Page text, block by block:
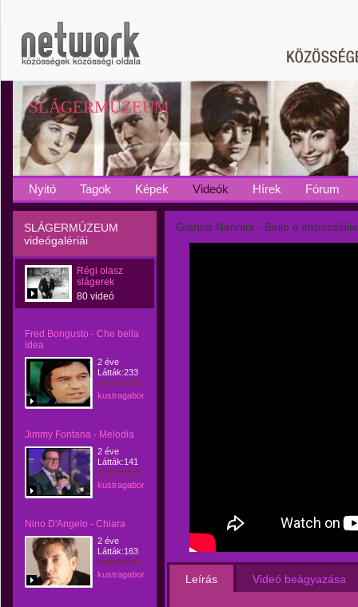
SLÁGERMÚZEUM
Nyitó Tagok Képek Videók Hírek Fórum
SLÁGERMÚZEUM
videógalériái
Régi olasz
slágerek
80 videó
Fred Bongusto - Che bella
idea
2 éve
Látták:233
kustragabor
Jimmy Fontana - Melodia
2 éve
Látták:141
kustragabor
Nino D'Angelo - Chiara
2 éve
Látták:163
kustragabor
Gianna Nannini - Bello e impossibile
Leírás Videó beágyazása